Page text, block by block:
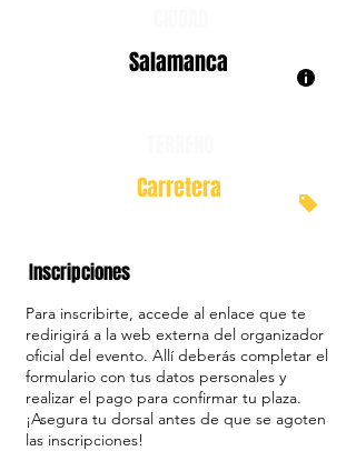
Salamanca
Carretera
Inscripciones
Para inscribirte, accede al enlace que te
redirigirá a la web externa del organizador
oficial del evento. Allí deberás completar el
formulario con tus datos personales y
realizar el pago para confirmar tu plaza.
¡Asegura tu dorsal antes de que se agoten
las inscripciones!